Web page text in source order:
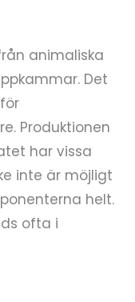
animaliska
Det
Produktionen
har vissa
inte är möjligt
helt.
ofta i